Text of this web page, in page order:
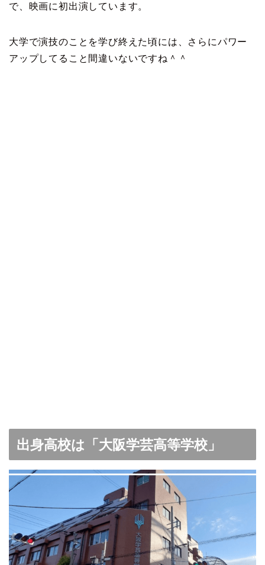
で、映画に初出演しています。
大学で演技のことを学び終えた頃には、さらにパワー
アップしてること間違いないですね＾＾
出身高校は「 大阪学芸高等学校 」